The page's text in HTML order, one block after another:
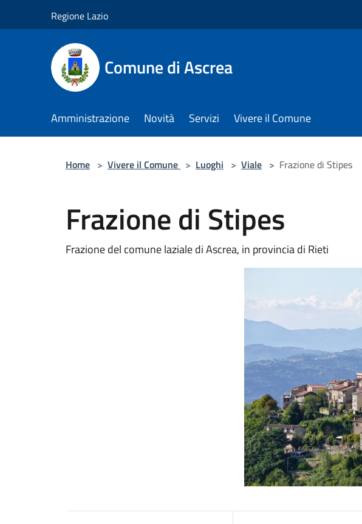
Regione Lazio
Comune di Ascrea
Amministrazione Novità Servizi Vivere il Comune
Home > Vivere il Comune > Luoghi > Viale > Frazione di Stipes
Frazione di Stipes
Frazione del comune laziale di Ascrea, in provincia di Rieti